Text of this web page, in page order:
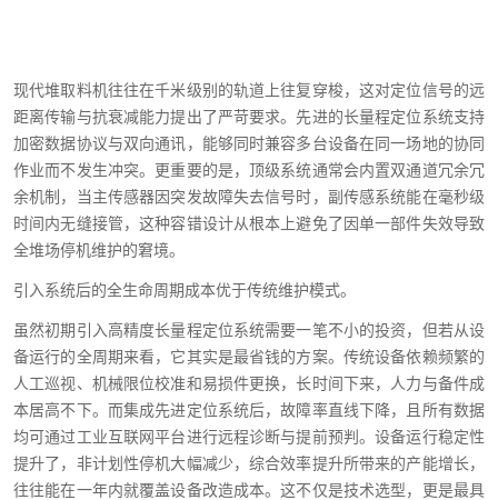
现代堆取料机往往在千米级别的轨道上往复穿梭，这对定位信号的远
距离传输与抗衰减能力提出了严苛要求。先进的长量程定位系统支持
加密数据协议与双向通讯，能够同时兼容多台设备在同一场地的协同
作业而不发生冲突。更重要的是，顶级系统通常会内置双通道冗余冗
余机制，当主传感器因突发故障失去信号时，副传感系统能在毫秒级
时间内无缝接管，这种容错设计从根本上避免了因单一部件失效导致
全堆场停机维护的窘境。
引入系统后的全生命周期成本优于传统维护模式。
虽然初期引入高精度长量程定位系统需要一笔不小的投资，但若从设
备运行的全周期来看，它其实是最省钱的方案。传统设备依赖频繁的
人工巡视、机械限位校准和易损件更换，长时间下来，人力与备件成
本居高不下。而集成先进定位系统后，故障率直线下降，且所有数据
均可通过工业互联网平台进行远程诊断与提前预判。设备运行稳定性
提升了，非计划性停机大幅减少，综合效率提升所带来的产能增长，
往往能在一年内就覆盖设备改造成本。这不仅是技术选型，更是最具